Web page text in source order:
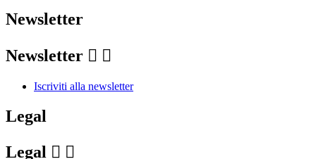
Newsletter
Newsletter  
Iscriviti alla newsletter
Legal
Legal  